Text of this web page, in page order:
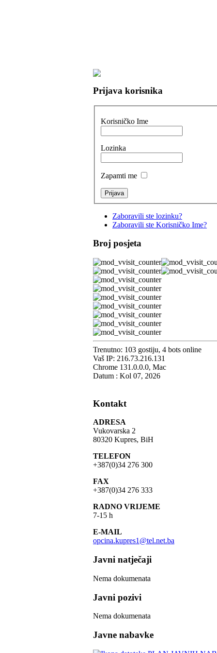
Prijava korisnika
Korisničko Ime
Lozinka
Zapamti me
Zaboravili ste lozinku?
Zaboravili ste Korisničko Ime?
Broj posjeta
Trenutno: 103 gostiju, 4 bots online
Vaš IP: 216.73.216.131
Chrome 131.0.0.0, Mac
Datum : Kol 07, 2026
Kontakt
ADRESA
Vukovarska 2
80320 Kupres, BiH
TELEFON
+387(0)34 276 300
FAX
+387(0)34 276 333
RADNO VRIJEME
7-15 h
E-MAIL
opcina.kupres1@tel.net.ba
Javni natječaji
Nema dokumenata
Javni pozivi
Nema dokumenata
Javne nabavke